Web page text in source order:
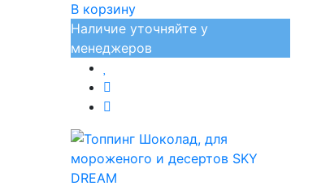
В корзину
Наличие уточняйте у
менеджеров